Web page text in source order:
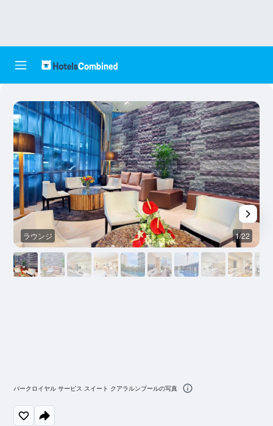
ラウンジ 1/22
パークロイヤル サービス スイート クアラルンプールの写真